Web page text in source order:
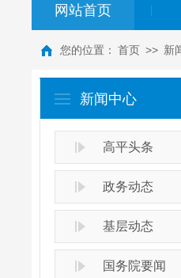
网站首页
您的位置： 首页 >> 新
新闻中心
高平头条
政务动态
基层动态
国务院要闻